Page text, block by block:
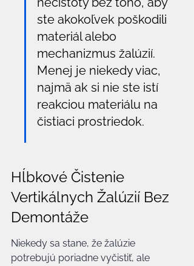
ste akokoľvek poškodili
materiál alebo
mechanizmus žalúzií.
Menej je niekedy viac,
najmä ak si nie ste istí
reakciou materiálu na
čistiaci prostriedok.
Hĺbkové Čistenie
Vertikálnych Žalúzií Bez
Demontáže
Niekedy sa stane, že žalúzie
potrebujú poriadne vyčistiť, ale